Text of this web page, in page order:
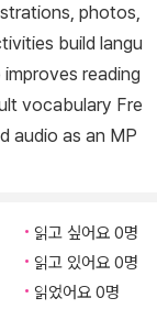
photos,
build langu
reading
vocabulary Fre
audio as an MP
읽고 싶어요 0명
읽고 있어요 0명
읽었어요 0명